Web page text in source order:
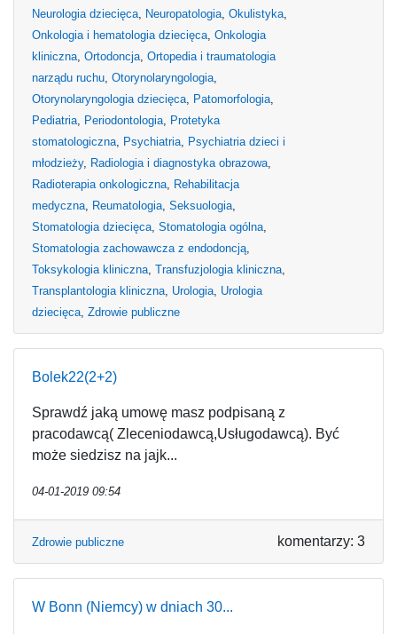
Neurologia dziecięca, Neuropatologia, Okulistyka,
Onkologia i hematologia dziecięca, Onkologia
kliniczna, Ortodoncja, Ortopedia i traumatologia
narządu ruchu, Otorynolaryngologia,
Otorynolaryngologia dziecięca, Patomorfologia,
Pediatria, Periodontologia, Protetyka
stomatologiczna, Psychiatria, Psychiatria dzieci i
młodzieży, Radiologia i diagnostyka obrazowa,
Radioterapia onkologiczna, Rehabilitacja
medyczna, Reumatologia, Seksuologia,
Stomatologia dziecięca, Stomatologia ogólna,
Stomatologia zachowawcza z endodoncją,
Toksykologia kliniczna, Transfuzjologia kliniczna,
Transplantologia kliniczna, Urologia, Urologia
dziecięca, Zdrowie publiczne
Bolek22(2+2)
Sprawdź jaką umowę masz podpisaną z
pracodawcą( Zleceniodawcą,Usługodawcą). Być
może siedzisz na jajk...
04-01-2019 09:54
Zdrowie publiczne komentarzy: 3
W Bonn (Niemcy) w dniach 30...